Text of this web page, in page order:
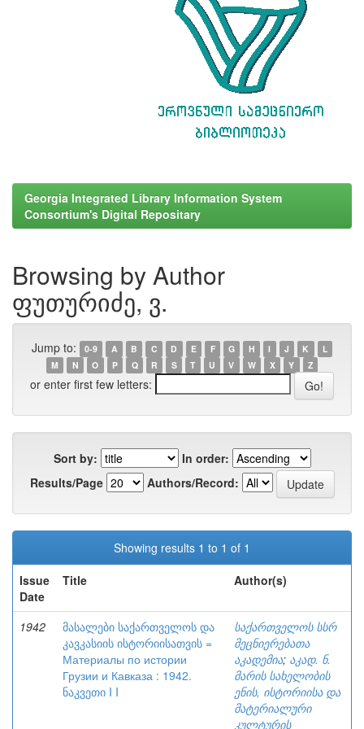
Georgia Integrated Library Information System
Consortium's Digital Repositary
Browsing by Author
ფუთურიძე, ვ.
Jump to: 0-9 A B C D E F G H I J K
L
M
N O P Q R S T U V W X Y Z
or enter first few letters:
Sort by:
In order:
Results/Page
Authors/Record:
Showing results 1 to 1 of 1
Issue
Date
Title Author(s)
1942
მასალები საქართველოს და
კავკასიის ისტორიისათვის =
Материалы по истории
Грузии и Кавказа : 1942.
ნაკვეთი I I
საქართველოს სსრ
მეცნიერებათა
აკადემია; აკად. ნ.
მარის სახელობის
ენის, ისტორიისა და
მატერიალური
კულტურის